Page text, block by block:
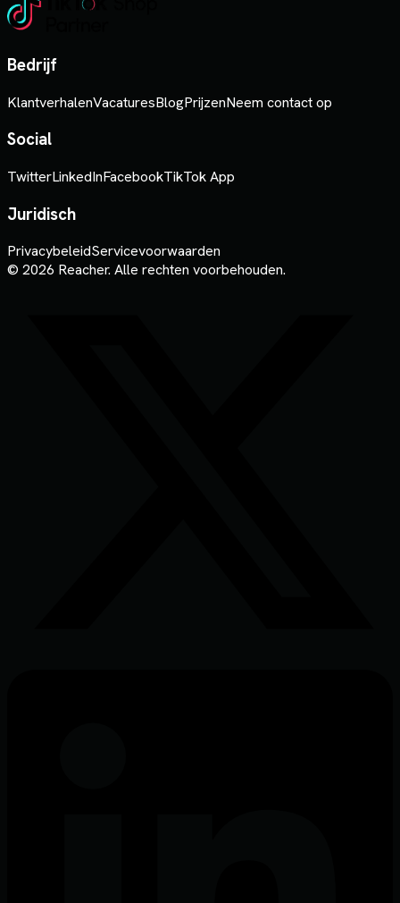
Bedrijf
KlantverhalenVacaturesBlogPrijzenNeem contact op
Social
TwitterLinkedInFacebookTikTok App
Juridisch
PrivacybeleidServicevoorwaarden
© 2026 Reacher. Alle rechten voorbehouden.